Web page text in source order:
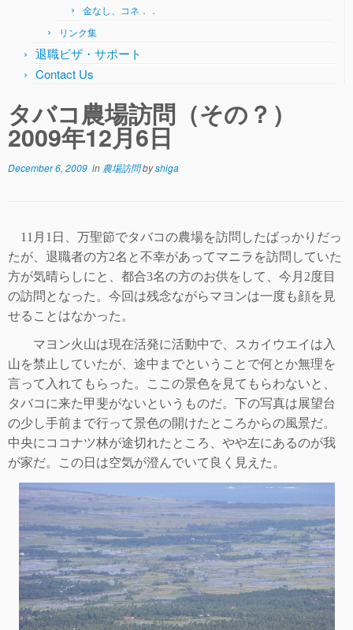
金なし、コネ．．
リンク集
退職ビザ・サポート
Contact Us
タバコ農場訪問（その？）
2009年12月6日
December 6, 2009 in 農場訪問byshiga
11 月 1 日、万聖節でタバコの農場を訪問したばっかりだっ
たが、退職者の方2名と不幸があってマニラを訪問していた
方が気晴らしにと、都合3名の方のお供をして、今月 2度目
の訪問となった。今回は残念ながらマヨンは一度も顔を見
せることはなかった。
マヨン火山は現在活発に活動中で、スカイウエイは入
山を禁止していたが、途中までということで何とか無理を
言って入れてもらった。ここの景色を見てもらわないと、
タバコに来た甲斐がないというものだ。下の写真は展望台
の少し手前まで行って景色の開けたところからの風景だ。
中央にココナツ林が途切れたとこ ろ、やや左にあるのが我
が家だ。この日は空気が澄んでいて良く見えた。